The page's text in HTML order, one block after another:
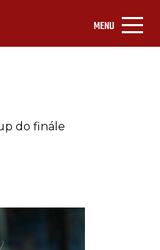
MENU
do finále